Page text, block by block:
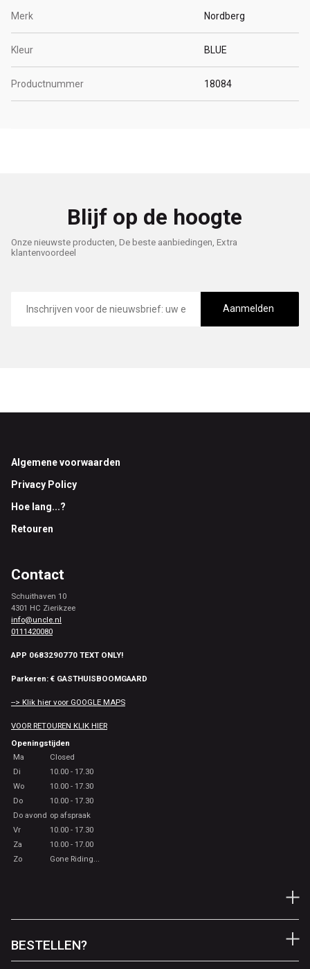
Merk Nordberg
Kleur BLUE
Productnummer 18084
Blijf op de hoogte
Onze nieuwste producten, De beste aanbiedingen, Extra
klantenvoordeel
mailadres
Aanmelden
Footer
Algemene voorwaarden
Privacy Policy
Hoe lang...?
Retouren
Contact
Schuithaven 10
4301 HC Zierikzee
info@uncle.nl
0111420080
APP 0683290770 TEXT ONLY!
Parkeren: € GASTHUISBOOMGAARD
--> Klik hier voor GOOGLE MAPS
VOOR RETOUREN KLIK HIER
Openingstijden
Ma
Closed
Di
10.00 - 17.30
Wo
10.00 - 17.30
Do
10.00 - 17.30
Do avond op afspraak
Vr
10.00 - 17.30
Za
10.00 - 17.00
Zo
Gone Riding...
BESTELLEN?